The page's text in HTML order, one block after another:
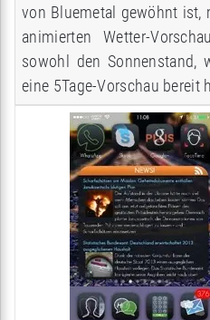
von Bluemetal gewöhnt ist,
animierten Wetter-
sowohl den Sonnenstand,
eine 5Tage-Vorschau bereit